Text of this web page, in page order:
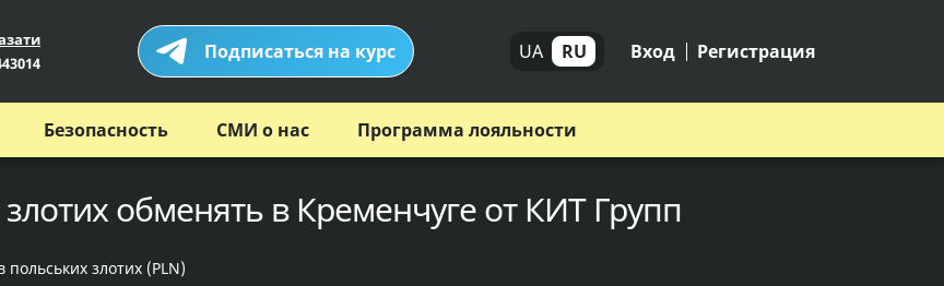
Подписаться на курс UA RU Вход Регистрация
Безопасность СМИ о нас Программа лояльности
обменять в Кременчуге от КИТ Групп
злотих (PLN)